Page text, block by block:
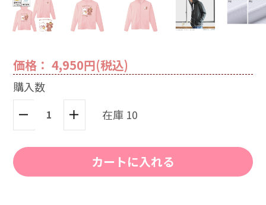
価格： 4,950円(税込)
購入数
在庫 10
カートに入れる